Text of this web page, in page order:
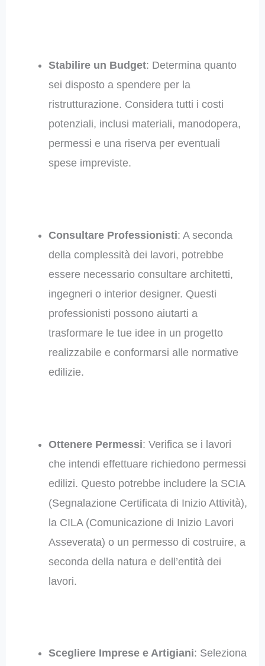
Stabilire un Budget: Determina quanto
sei disposto a spendere per la
ristrutturazione. Considera tutti i costi
potenziali, inclusi materiali, manodopera,
permessi e una riserva per eventuali
spese impreviste.
Consultare Professionisti: A seconda
della complessità dei lavori, potrebbe
essere necessario consultare architetti,
ingegneri o interior designer. Questi
professionisti possono aiutarti a
trasformare le tue idee in un progetto
realizzabile e conformarsi alle normative
edilizie.
Ottenere Permessi: Verifica se i lavori
che intendi effettuare richiedono permessi
edilizi. Questo potrebbe includere la SCIA
(Segnalazione Certificata di Inizio Attività),
la CILA (Comunicazione di Inizio Lavori
Asseverata) o un permesso di costruire, a
seconda della natura e dell’entità dei
lavori.
Scegliere Imprese e Artigiani: Seleziona